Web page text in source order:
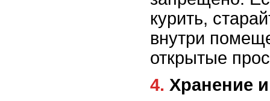
курить,
внутри
открытые
4.